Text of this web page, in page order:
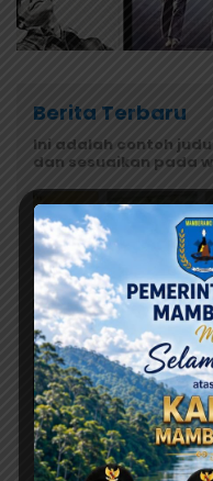
Berita Terbaru
Ini adalah contoh
dan sesuaikan pada
Agustus 8, 2026
Jangan Asal